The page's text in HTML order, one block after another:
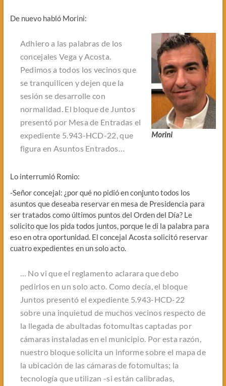
De nuevo habló Morini:
Morini
Adhiero a las palabras de los
concejales Vega y Acosta.
Pedimos a todos los vecinos que
se tranquilicen y dejen que la
sesión se desarrolle con
normalidad. El bloque de Juntos
presentó por Mesa de Entradas el
expediente 5.943-HCD-22, que
figura en Asuntos Entrados…
Lo interrumió Romio:
-Señor concejal: ¿por qué no pidió en conjunto todos los
asuntos que deseaba reservar en mesa de Presidencia para
ser tratados como últimos puntos del Orden del Día? Le
solicito que los pida todos juntos, porque le di la palabra para
eso en otra oportunidad. El concejal Acosta solicitó reservar
cuatro expedientes en un solo acto.
… No vi que el reglamento aclarara que debo
pedirlos en un solo acto. Como decía, el bloque
Juntos presentó el expediente 5.943-HCD-22
sobre una inquietud de muchos vecinos respecto de
la llegada de abultadas fotomultas captadas por
cámaras instaladas en el municipio. Por esta razón,
nuestro bloque solicita un informe sobre el mapa de
la ubicación de las cámaras de fotomultas; la
tecnología que utilizan -si están calibradas,